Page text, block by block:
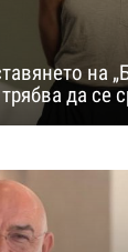
на
да се